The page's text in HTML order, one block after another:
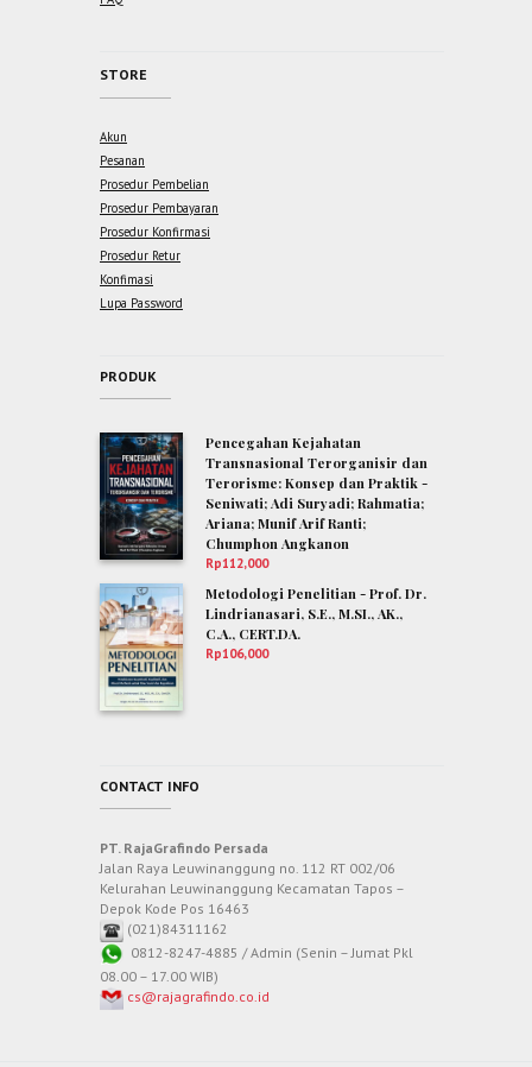
STORE
Akun
Pesanan
Prosedur Pembelian
Prosedur Pembayaran
Prosedur Konfirmasi
Prosedur Retur
Konfimasi
Lupa Password
PRODUK
Pencegahan Kejahatan
Transnasional Terorganisir dan
Terorisme: Konsep dan Praktik -
Seniwati; Adi Suryadi; Rahmatia;
Ariana; Munif Arif Ranti;
Chumphon Angkanon
Rp112,000
Metodologi Penelitian - Prof. Dr.
Lindrianasari, S.E., M.SI., AK.,
C.A., CERT.DA.
Rp106,000
CONTACT INFO
PT. RajaGrafindo Persada
Jalan Raya Leuwinanggung no. 112 RT 002/06
Kelurahan Leuwinanggung Kecamatan Tapos –
Depok Kode Pos 16463
(021)84311162
0812-8247-4885 / Admin (Senin – Jumat Pkl
08.00 – 17.00 WIB)
cs@rajagrafindo.co.id